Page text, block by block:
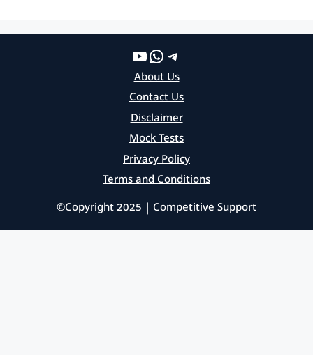
YouTube
WhatsApp
Telegram
About Us
Contact Us
Disclaimer
Mock Tests
Privacy Policy
Terms and Conditions
©Copyright 2025 | Competitive Support